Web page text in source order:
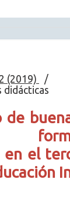
(2019)
/
didácticas
de
en el